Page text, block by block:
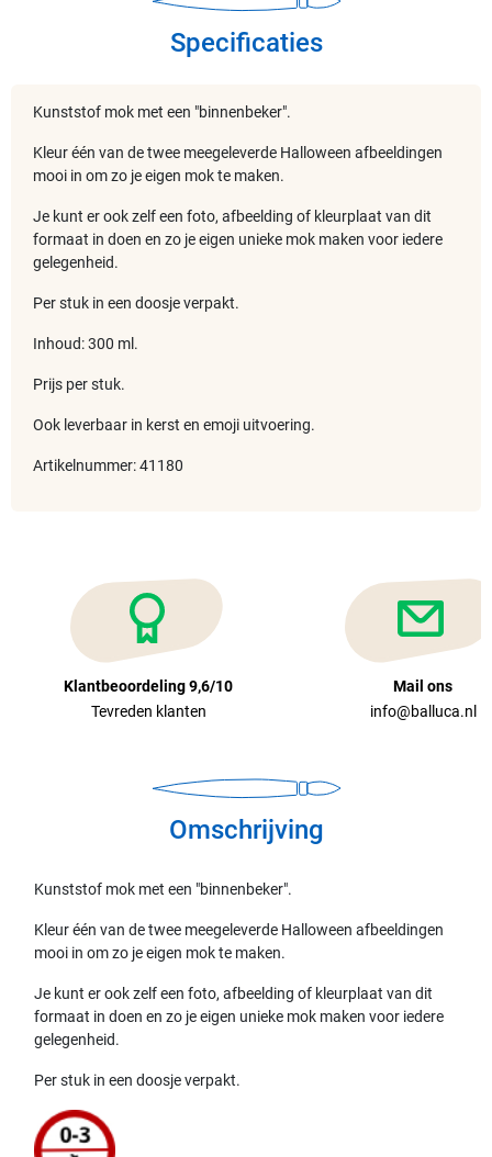
Specificaties
Kunststof mok met een "binnenbeker".
Kleur één van de twee meegeleverde Halloween afbeeldingen
mooi in om zo je eigen mok te maken.
Je kunt er ook zelf een foto, afbeelding of kleurplaat van dit
formaat in doen en zo je eigen unieke mok maken voor iedere
gelegenheid.
Per stuk in een doosje verpakt.
Inhoud: 300 ml.
Prijs per stuk.
Ook leverbaar in kerst en emoji uitvoering.
Artikelnummer: 41180
Klantbeoordeling 9,6/10
Tevreden klanten
Mail ons
info@balluca.nl
Omschrijving
Kunststof mok met een "binnenbeker".
Kleur één van de twee meegeleverde Halloween afbeeldingen
mooi in om zo je eigen mok te maken.
Je kunt er ook zelf een foto, afbeelding of kleurplaat van dit
formaat in doen en zo je eigen unieke mok maken voor iedere
gelegenheid.
Per stuk in een doosje verpakt.